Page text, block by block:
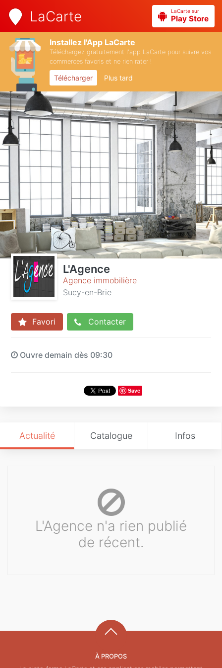
LaCarte LaCarte sur
Play Store
Installez l'App LaCarte
Téléchargez gratuitement l'app LaCarte pour suivre vos
commerces favoris et ne rien rater !
Télécharger Plus tard
L'Agence
Agence immobilière
Sucy-en-Brie
Favori Contacter
Ouvre demain dès 09:30
Save
Actualité Catalogue Infos
L'Agence n'a rien publié
de récent.
À PROPOS